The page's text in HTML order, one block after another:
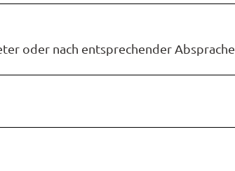
oder nach entsprechender Absprache.